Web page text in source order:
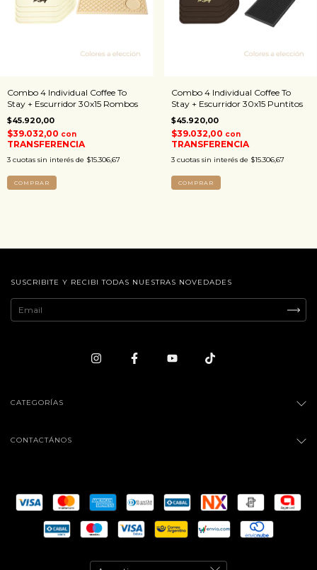
Combo 4 Individual Coffee To
Stay + Escurridor 30x15 Rombos
$45.920,00
$39.032,00 con
TRANSFERENCIA
3 cuotas sin interés de $15.306,67
COMPRAR
Combo 4 Individual Coffee To
Stay + Escurridor 30x15 Puntitos
$45.920,00
$39.032,00 con
TRANSFERENCIA
3 cuotas sin interés de $15.306,67
COMPRAR
SUSCRIBITE Y RECIBI TODAS NUESTRAS NOVEDADES
CATEGORÍAS
CONTACTÁNOS